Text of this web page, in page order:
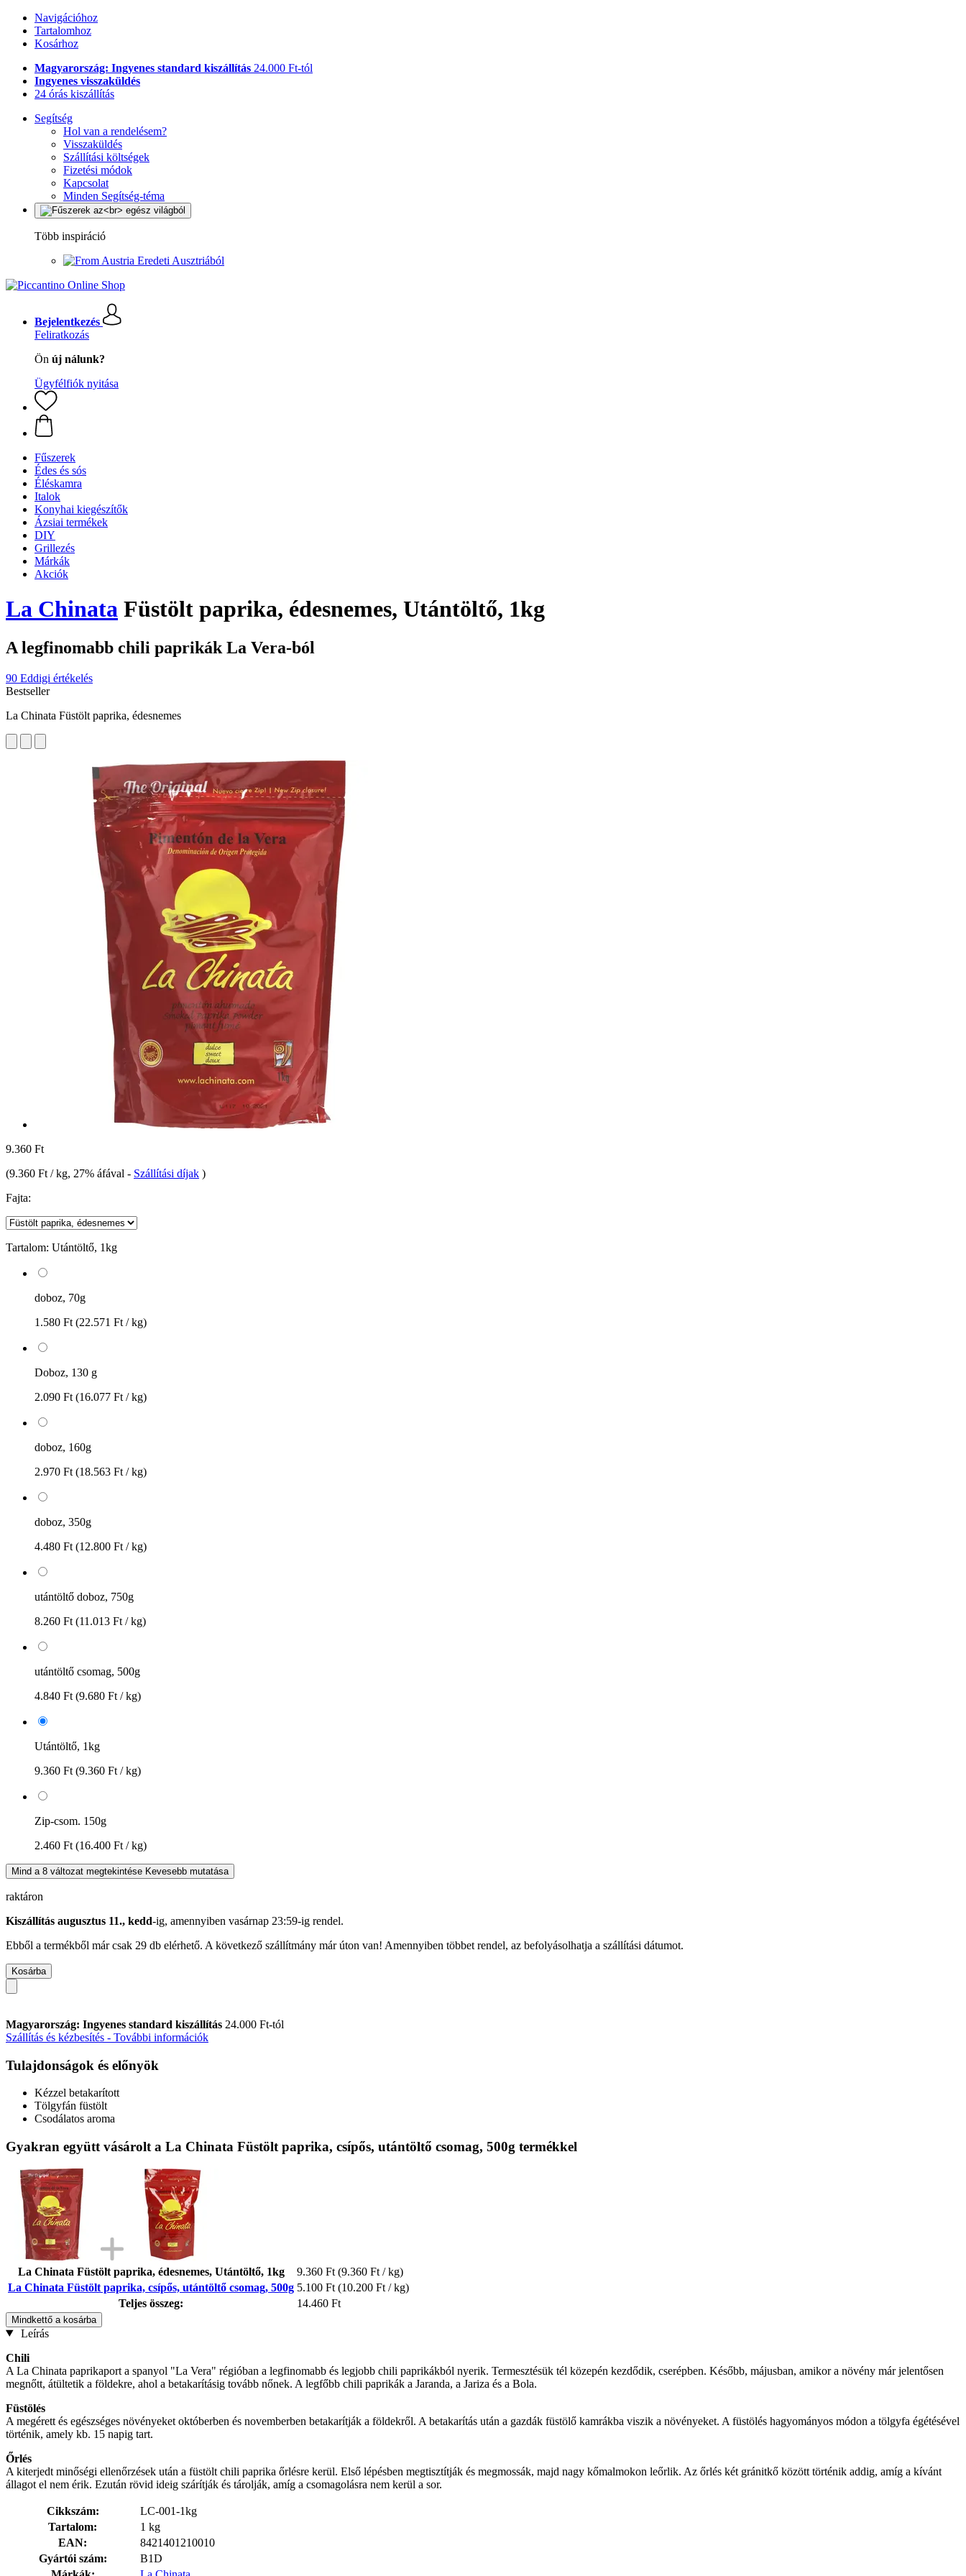
Navigációhoz
Tartalomhoz
Kosárhoz
Magyarország: Ingyenes standard kiszállítás 24.000 Ft-tól
Ingyenes visszaküldés
24 órás kiszállítás
Segítség
Hol van a rendelésem?
Visszaküldés
Szállítási költségek
Fizetési módok
Kapcsolat
Minden Segítség-téma
Több inspiráció
Eredeti Ausztriából
Bejelentkezés
Feliratkozás
Ön új nálunk?
Ügyfélfiók nyitása
Fűszerek
Édes és sós
Éléskamra
Italok
Konyhai kiegészítők
Ázsiai termékek
DIY
Grillezés
Márkák
Akciók
La Chinata Füstölt paprika, édesnemes, Utántöltő, 1kg
A legfinomabb chili paprikák La Vera-ból
90 Eddigi értékelés
Bestseller
La Chinata Füstölt paprika, édesnemes
9.360 Ft
(9.360 Ft / kg, 27% áfával - Szállítási díjak )
Fajta:
Tartalom: Utántöltő, 1kg
doboz, 70g
1.580 Ft (22.571 Ft / kg)
Doboz, 130 g
2.090 Ft (16.077 Ft / kg)
doboz, 160g
2.970 Ft (18.563 Ft / kg)
doboz, 350g
4.480 Ft (12.800 Ft / kg)
utántöltő doboz, 750g
8.260 Ft (11.013 Ft / kg)
utántöltő csomag, 500g
4.840 Ft (9.680 Ft / kg)
Utántöltő, 1kg
9.360 Ft (9.360 Ft / kg)
Zip-csom. 150g
2.460 Ft (16.400 Ft / kg)
Mind a 8 változat megtekintése Kevesebb mutatása
raktáron
Kiszállítás augusztus 11., kedd-ig, amennyiben vasárnap 23:59-ig rendel.
Ebből a termékből már csak 29 db elérhető. A következő szállítmány már úton van! Amennyiben többet rendel, az befolyásolhatja a szállítási dátumot.
Kosárba
Magyarország: Ingyenes standard kiszállítás 24.000 Ft-tól
Szállítás és kézbesítés - További információk
Tulajdonságok és előnyök
Kézzel betakarított
Tölgyfán füstölt
Csodálatos aroma
Gyakran együtt vásárolt a La Chinata Füstölt paprika, csípős, utántöltő csomag, 500g termékkel
La Chinata Füstölt paprika, édesnemes, Utántöltő, 1kg 9.360 Ft (9.360 Ft / kg)
La Chinata Füstölt paprika, csípős, utántöltő csomag, 500g 5.100 Ft (10.200 Ft / kg)
Teljes összeg:
14.460 Ft
Mindkettő a kosárba
Leírás
Chili
A La Chinata paprikaport a spanyol "La Vera" régióban a legfinomabb és legjobb chili paprikákból nyerik. Termesztésük tél közepén kezdődik, cserépben. Később, májusban, amikor a növény már jelentősen
megnőtt, átültetik a földekre, ahol a betakarításig tovább nőnek. A legfőbb chili paprikák a Jaranda, a Jariza és a Bola.
Füstölés
A megérett és egészséges növényeket októberben és novemberben betakarítják a földekről. A betakarítás után a gazdák füstölő kamrákba viszik a növényeket. A füstölés hagyományos módon a tölgyfa égétésével
történik, amely kb. 15 napig tart.
Őrlés
A kiterjedt minőségi ellenőrzések után a füstölt chili paprika őrlésre kerül. Első lépésben megtisztítják és megmossák, majd nagy kőmalmokon leőrlik. Az őrlés két gránitkő között történik addig, amíg a kívánt
állagot el nem érik. Ezután rövid ideig szárítják és tárolják, amíg a csomagolásra nem kerül a sor.
Cikkszám:
LC-001-1kg
Tartalom:
1 kg
EAN:
8421401210010
Gyártói szám:
B1D